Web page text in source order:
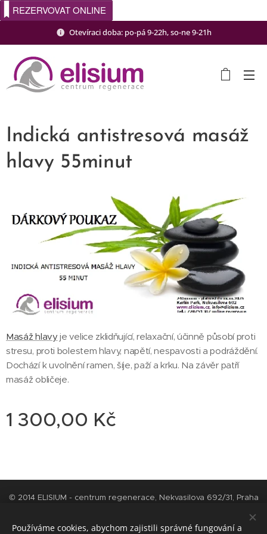
REZERVOVAT ONLINE
Otevíraci doba: po-pá 9-22h, so-ne 9-21h
Indická antistresová masáž
hlavy 55minut
Masáž hlavy je velice zklidňující, relaxační, účinně působí proti
stresu, proti bolestem hlavy, napětí, nespavosti a podráždění.
Dochází k uvolnění ramen, šíje, paží a krku. Na závěr patří
masáž obličeje.
1 300,00 Kč
© 2014 ELISIUM - centrum regenerace, Nekvasilova 692/31, Praha
Cookies
Používáme cookies, abychom zajistili správné fungování a